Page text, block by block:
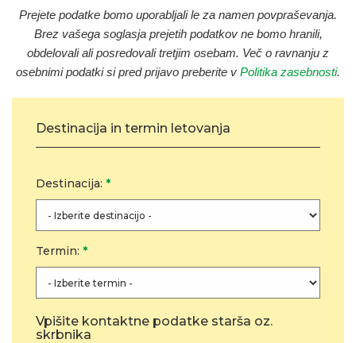
Prejete podatke bomo uporabljali le za namen povpraševanja.
Brez vašega soglasja prejetih podatkov ne bomo hranili,
obdelovali ali posredovali tretjim osebam. Več o ravnanju z
osebnimi podatki si pred prijavo preberite v Politika zasebnosti.
Destinacija in termin letovanja
Destinacija: *
Termin: *
Vpišite kontaktne podatke starša oz.
skrbnika